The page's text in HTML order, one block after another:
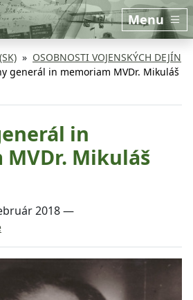
Menu
OSOBNOSTI VOJENSKÝCH DEJÍN
generál in memoriam MVDr. Mikuláš
in
Mikuláš
2018—